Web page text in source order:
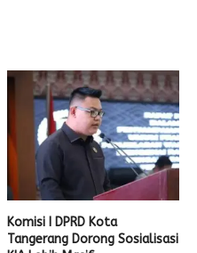
Komisi I DPRD Kota
Tangerang Dorong Sosialisasi